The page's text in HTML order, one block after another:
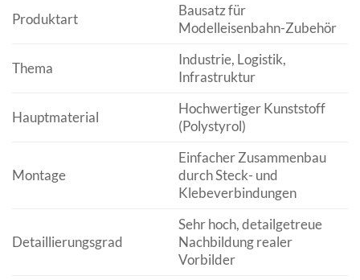
Produktart
Bausatz für
Modelleisenbahn-Zubehör
Thema
Industrie, Logistik,
Infrastruktur
Hauptmaterial
Hochwertiger Kunststoff
(Polystyrol)
Montage
Einfacher Zusammenbau
durch Steck- und
Klebeverbindungen
Detaillierungsgrad
Sehr hoch, detailgetreue
Nachbildung realer
Vorbilder